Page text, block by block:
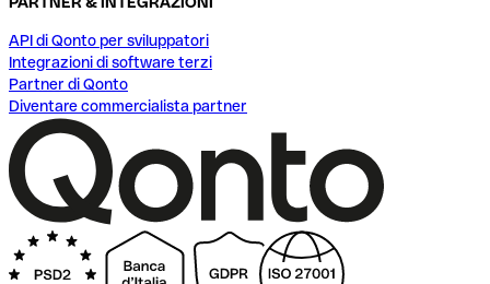
API di Qonto per sviluppatori
Integrazioni di software terzi
Partner di Qonto
Diventare commercialista partner